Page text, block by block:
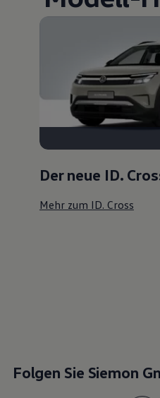
Der neue ID.
Mehr zum ID. Cross
Folgen Sie Siemon